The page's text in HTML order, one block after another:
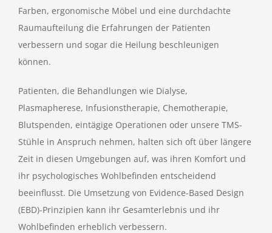
Farben, ergonomische Möbel und eine durchdachte
Raumaufteilung die Erfahrungen der Patienten
verbessern und sogar die Heilung beschleunigen
können.
Patienten, die Behandlungen wie Dialyse,
Plasmapherese, Infusionstherapie, Chemotherapie,
Blutspenden, eintägige Operationen oder unsere TMS-
Stühle in Anspruch nehmen, halten sich oft über längere
Zeit in diesen Umgebungen auf, was ihren Komfort und
ihr psychologisches Wohlbefinden entscheidend
beeinflusst. Die Umsetzung von Evidence-Based Design
(EBD)-Prinzipien kann ihr Gesamterlebnis und ihr
Wohlbefinden erheblich verbessern.